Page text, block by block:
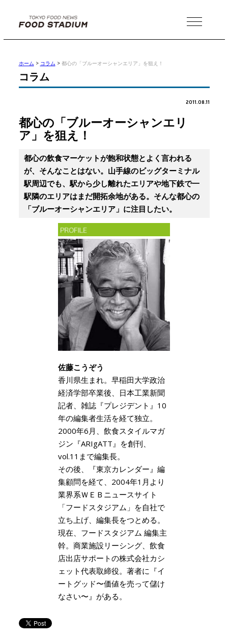
MENU
ホーム > コラム > 都心の「ブルーオーシャンエリア」を狙え！
コラム
2011.08.11
都心の「ブルーオーシャンエリ
ア」を狙え！
都心の飲食マーケットが飽和状態とよく言われる
が、そんなことはない。山手線のビッグターミナル
駅周辺でも、駅から少し離れたエリアや地下鉄で一
駅隣のエリアはまだ開拓余地がある。そんな都心の
「ブルーオーシャンエリア」に注目したい。
佐藤こうぞう
香川県生まれ。早稲田大学政治
経済学部卒業後、日本工業新聞
記者、雑誌『プレジデント』10
年の編集者生活を経て独立。
2000年6月、飲食スタイルマガ
ジン『ARIgATT』を創刊、
vol.11まで編集長。
その後、『東京カレンダー』編
集顧問を経て、2004年1月より
業界系ＷＥＢニュースサイト
「フードスタジアム」を自社で
立ち上げ、編集長をつとめる。
現在、フードスタジアム 編集主
幹。商業施設リーシング、飲食
店出店サポートの株式会社カシ
ェット代表取締役。著者に『イ
ートグッド〜価値を売って儲け
なさい〜』がある。